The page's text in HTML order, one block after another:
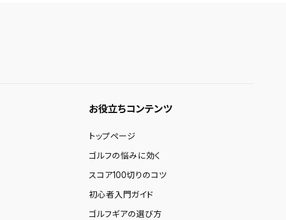
お役立ちコンテンツ
トップページ
ゴルフの悩みに効く
スコア100切りのコツ
初心者入門ガイド
ゴルフギアの選び方